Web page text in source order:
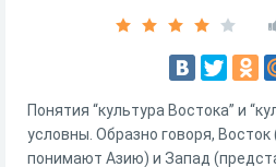
Понятия “культура Востока” и
условны. Образно говоря,
понимают Азию) и Запад